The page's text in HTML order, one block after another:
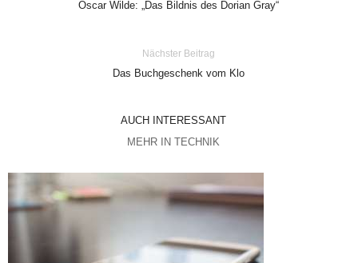
Oscar Wilde: „Das Bildnis des Dorian Gray“
Nächster Beitrag
Das Buchgeschenk vom Klo
AUCH INTERESSANT
MEHR IN TECHNIK